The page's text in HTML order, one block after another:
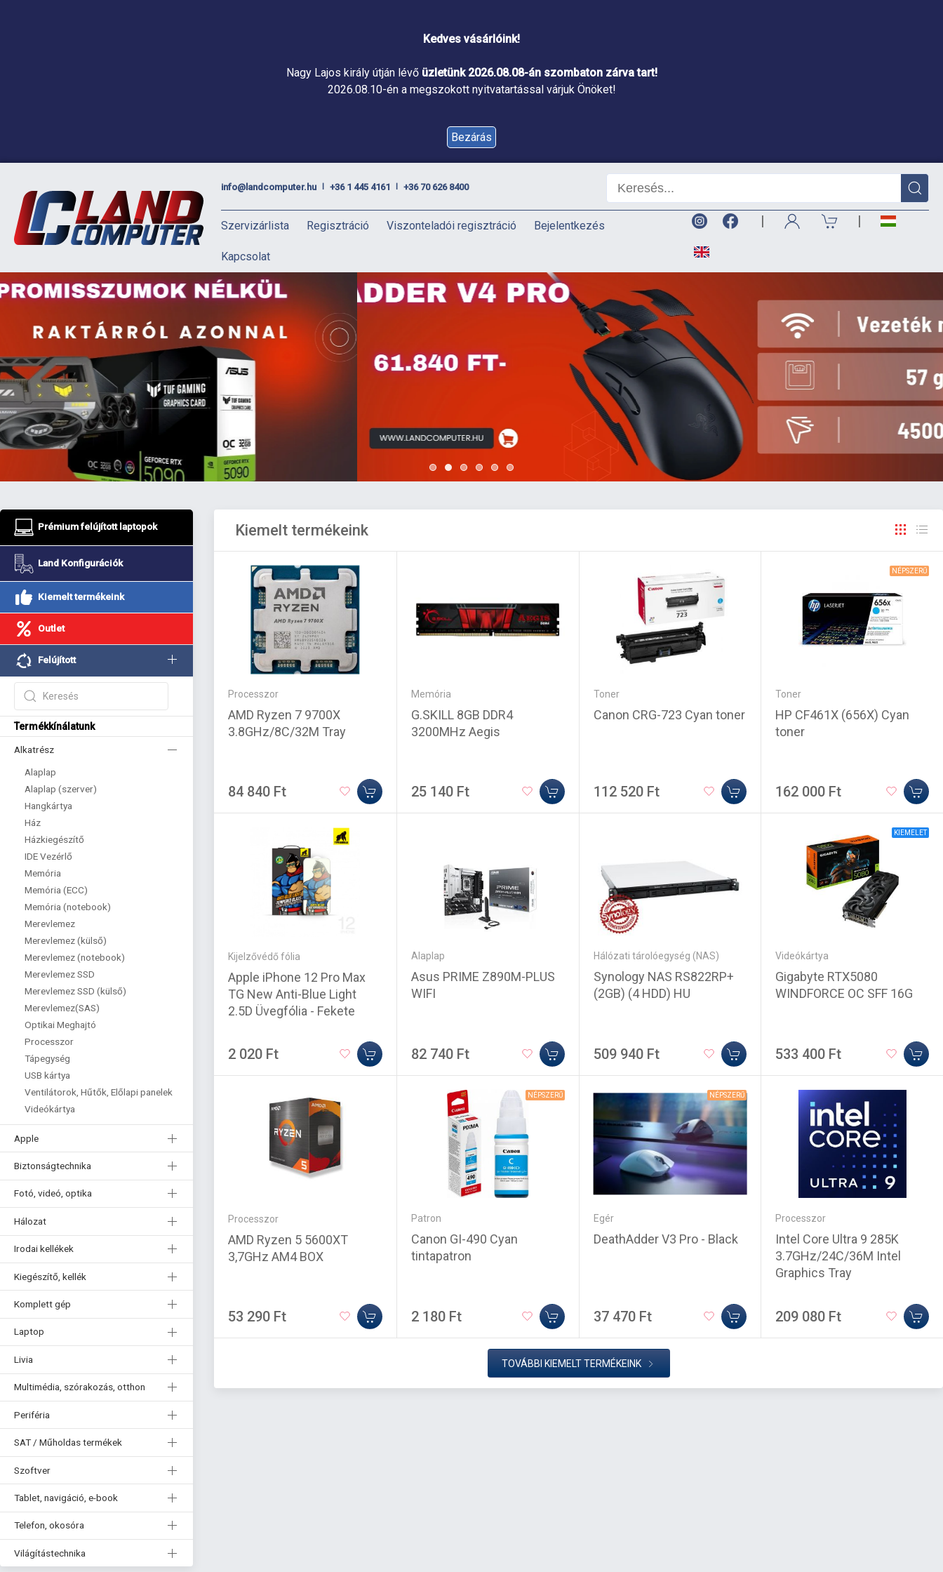
Kedves vásárlóink!
Nagy Lajos király útján lévő üzletünk 2026.08.08-án szombaton zárva tart!
2026.08.10-én a megszokott nyitvatartással várjuk Önöket!
Bezárás
info@landcomputer.hu +36 1 445 4161 +36 70 626 8400
Szervizárlista Regisztráció Viszonteladói regisztráció Bejelentkezés
Kapcsolat
| |
Prémium felújított laptopok
Land Konfigurációk
Kiemelt termékeink
Outlet
Felújított
Termékkínálatunk
Alkatrész
Alaplap
Alaplap (szerver)
Hangkártya
Ház
Házkiegészítő
IDE Vezérlő
Memória
Memória (ECC)
Memória (notebook)
Merevlemez
Merevlemez (külső)
Merevlemez (notebook)
Merevlemez SSD
Merevlemez SSD (külső)
Merevlemez(SAS)
Optikai Meghajtó
Processzor
Tápegység
USB kártya
Ventilátorok, Hűtők, Előlapi panelek
Videókártya
Apple
Biztonságtechnika
Fotó, videó, optika
Hálozat
Irodai kellékek
Kiegészítő, kellék
Komplett gép
Laptop
Livia
Multimédia, szórakozás, otthon
Periféria
SAT / Műholdas termékek
Szoftver
Tablet, navigáció, e-book
Telefon, okosóra
Világítástechnika
Kiemelt termékeink
Processzor
AMD Ryzen 7 9700X
3.8GHz/8C/32M Tray
84 840 Ft
Memória
G.SKILL 8GB DDR4
3200MHz Aegis
25 140 Ft
Toner
Canon CRG-723 Cyan toner
112 520 Ft
NÉPSZERŰ
Toner
HP CF461X (656X) Cyan
toner
162 000 Ft
Kijelzővédő fólia
Apple iPhone 12 Pro Max
TG New Anti-Blue Light
2.5D Üvegfólia - Fekete
2 020 Ft
Alaplap
Asus PRIME Z890M-PLUS
WIFI
82 740 Ft
Hálózati tárolóegység (NAS)
Synology NAS RS822RP+
(2GB) (4 HDD) HU
509 940 Ft
KIEMELET
Videókártya
Gigabyte RTX5080
WINDFORCE OC SFF 16G
533 400 Ft
Processzor
AMD Ryzen 5 5600XT
3,7GHz AM4 BOX
53 290 Ft
NÉPSZERŰ
Patron
Canon GI-490 Cyan
tintapatron
2 180 Ft
NÉPSZERŰ
Egér
DeathAdder V3 Pro - Black
37 470 Ft
Processzor
Intel Core Ultra 9 285K
3.7GHz/24C/36M Intel
Graphics Tray
209 080 Ft
TOVÁBBI KIEMELT TERMÉKEINK